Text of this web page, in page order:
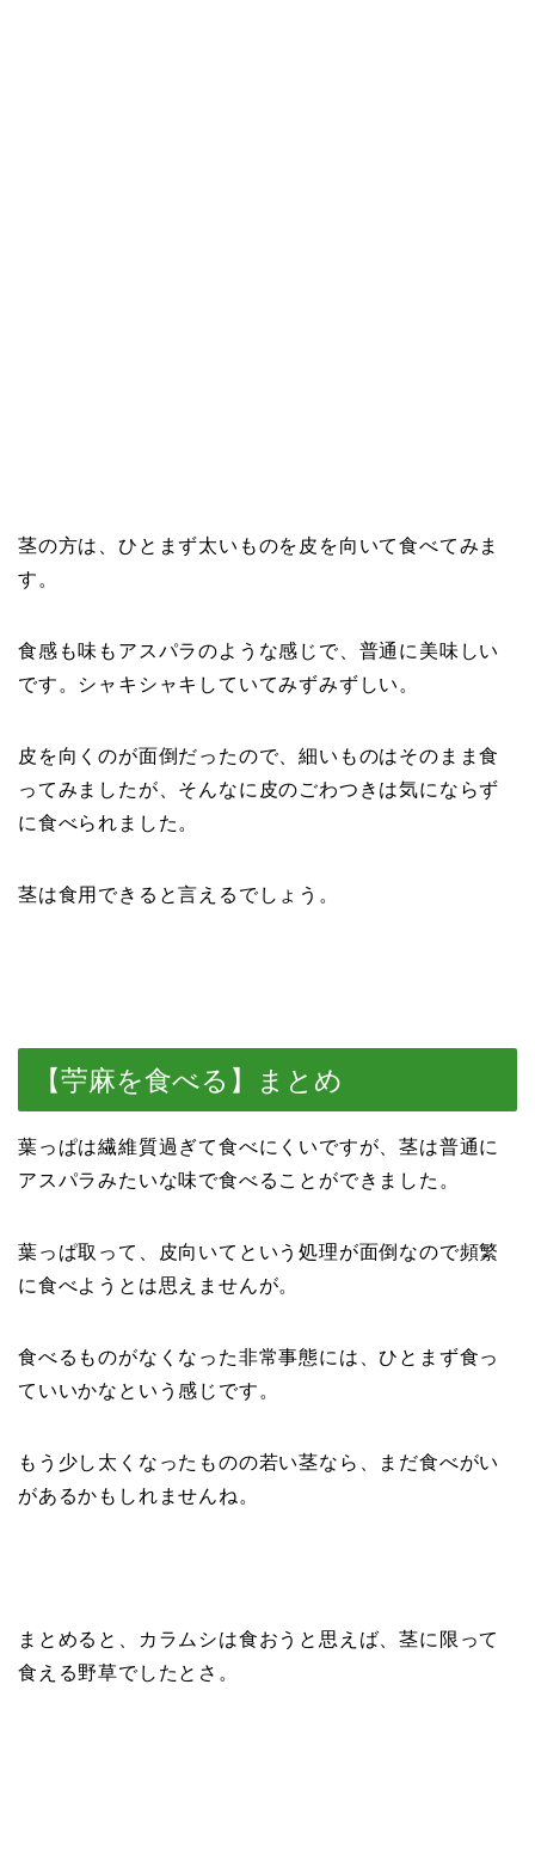
茎の方は、ひとまず太いものを皮を向いて食べてみま
す。
食感も味もアスパラのような感じで、普通に美味しい
です。シャキシャキしていてみずみずしい。
皮を向くのが面倒だったので、細いものはそのまま食
ってみましたが、そんなに皮のごわつきは気にならず
に食べられました。
茎は食用できると言えるでしょう。
【苧麻を食べる】まとめ
葉っぱは繊維質過ぎて食べにくいですが、茎は普通に
アスパラみたいな味で食べることができました。
葉っぱ取って、皮向いてという処理が面倒なので頻繁
に食べようとは思えませんが。
食べるものがなくなった非常事態には、ひとまず食っ
ていいかなという感じです。
もう少し太くなったものの若い茎なら、まだ食べがい
があるかもしれませんね。
まとめると、カラムシは食おうと思えば、茎に限って
食える野草でしたとさ。